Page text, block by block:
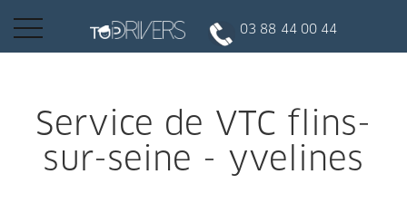
INSCRIPTION CLIENT
Basculer
03 88 44 00 44
Service de VTC flins-
sur-seine - yvelines